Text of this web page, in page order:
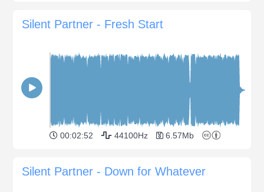
Silent Partner - Fresh Start
00:02:52 44100Hz 6.57Mb
Silent Partner - Down for Whatever